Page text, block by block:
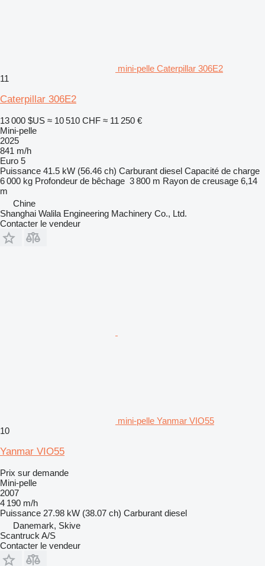
mini-pelle Caterpillar 306E2
11
Caterpillar 306E2
13 000 $US ≈ 10 510 CHF ≈ 11 250 €
Mini-pelle
2025
841 m/h
Euro 5
Puissance 41.5 kW (56.46 ch) Carburant diesel Capacité de charge
6 000 kg Profondeur de bêchage 3 800 m Rayon de creusage 6,14
m
Chine
Shanghai Walila Engineering Machinery Co., Ltd.
Contacter le vendeur
mini-pelle Yanmar VIO55
10
Yanmar VIO55
Prix sur demande
Mini-pelle
2007
4 190 m/h
Puissance 27.98 kW (38.07 ch) Carburant diesel
Danemark, Skive
Scantruck A/S
Contacter le vendeur